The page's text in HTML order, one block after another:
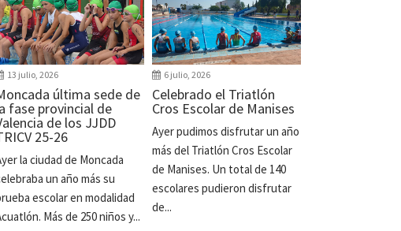
13 julio, 2026
última sede de
fase provincial de
de los JJDD
25-26
la ciudad de Moncada
un año más su
escolar en modalidad
Más de 250 niños y...
6 julio, 2026
Celebrado el Triatlón
Cros Escolar de Manises
Ayer pudimos disfrutar un año
más del Triatlón Cros Escolar
de Manises. Un total de 140
escolares pudieron disfrutar
de...